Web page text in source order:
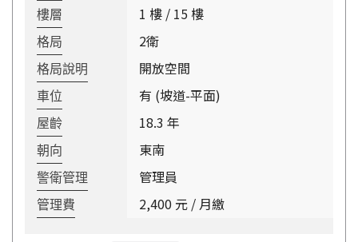
樓層 1 樓 / 15 樓
格局 2衛
格局說明 開放空間
車位 有 (坡道-平面)
屋齡 18.3 年
朝向 東南
警衛管理 管理員
管理費 2,400 元 / 月繳